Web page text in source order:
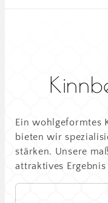
Ein wohlgeformtes
bieten wir
stärken. Unsere
attraktives Ergebnis